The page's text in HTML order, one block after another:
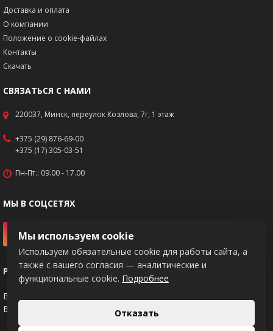
Доставка и оплата
О компании
Положение о cookie-файлах
Контакты
Скачать
СВЯЗАТЬСЯ С НАМИ
220037, Минск, переулок Козлова, 7г, 1 этаж
+375 (29) 876-69-00
+375 (17) 305-03-51
Пн-Пт.: 09.00 - 17.00
МЫ В СОЦСЕТЯХ
РЕКВИЗИТЫ
BY83PJCB30120217671020000933
Банк: ОАО "Приорбанк", код PJCBBY2X
Мы используем cookie
Используем обязательные cookie для работы сайта, а
также с вашего согласия — аналитические и
функциональные cookie. Подробнее
Отказать